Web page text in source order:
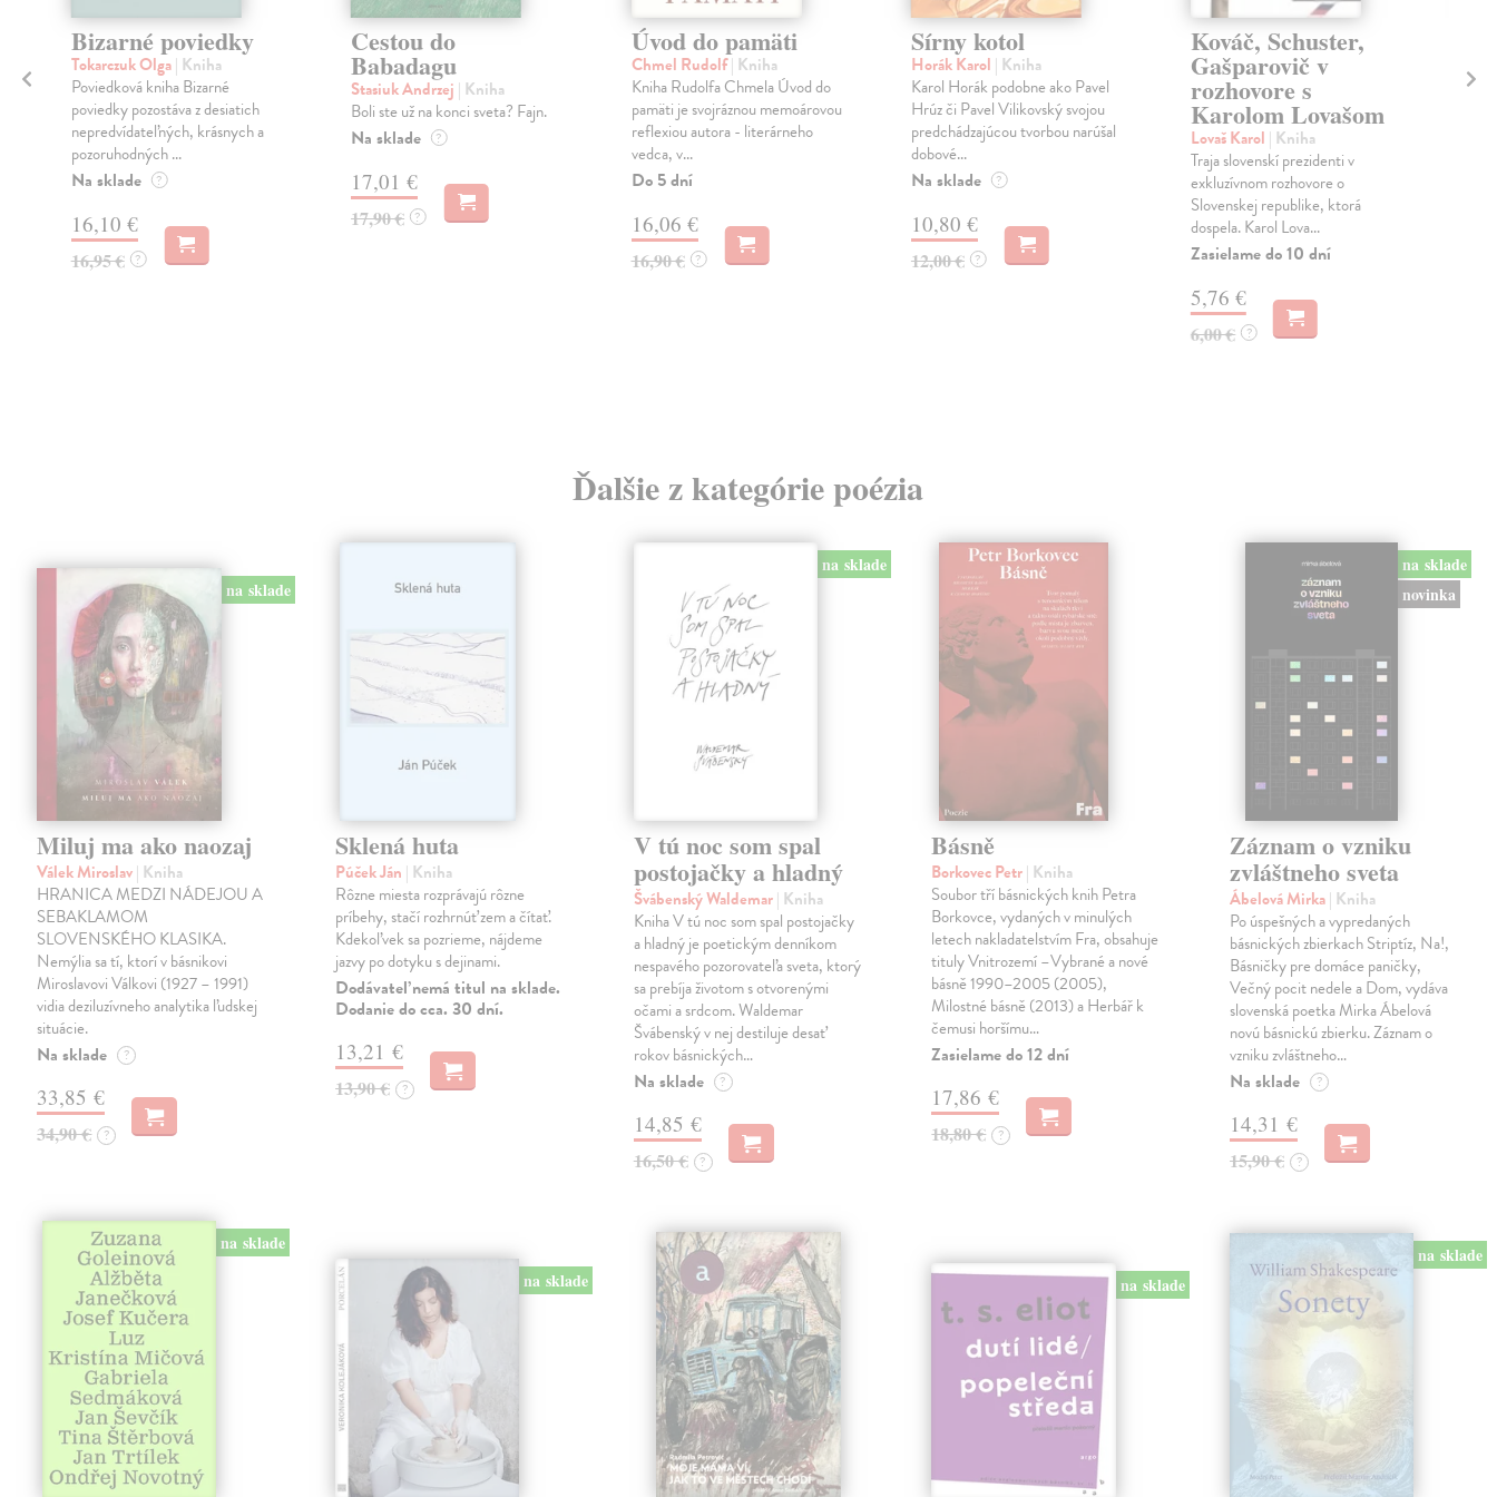
Bizarné poviedky
Tokarczuk Olga| Kniha
Poviedková kniha Bizarné
poviedky pozostáva z desiatich
nepredvídateľných, krásnych a
pozoruhodných ...
Na sklade ?
16,10 €
16,95 € ?
Cestou do
Babadagu
Stasiuk Andrzej | Kniha
Boli ste už na konci sveta? Fajn.
Na sklade ?
17,01 €
17,90 € ?
Úvod do pamäti
Chmel Rudolf| Kniha
Kniha Rudolfa Chmela Úvod do
pamäti je svojráznou memoárovou
reflexiou autora - literárneho
vedca, v...
Do 5 dní
16,06 €
16,90 € ?
Sírny kotol
Horák Karol | Kniha
Karol Horák podobne ako Pavel
Hrúz či Pavel Vilikovský svojou
predchádzajúcou tvorbou narúšal
dobové...
Na sklade ?
10,80 €
12,00 € ?
Kováč, Schuster,
Gašparovič v
rozhovore s
Karolom Lovašom
Lovaš Karol | Kniha
Traja slovenskí prezidenti v
exkluzívnom rozhovore o
Slovenskej republike, ktorá
dospela. Karol Lova...
Zasielame do 10 dní
5,76 €
6,00 € ?
Ďalšie z kategórie poézia
na sklade
Miluj ma ako naozaj
Válek Miroslav| Kniha
HRANICA MEDZI NÁDEJOU A
SEBAKLAMOM
SLOVENSKÉHO KLASIKA.
Nemýlia sa tí, ktorí v básnikovi
Miroslavovi Válkovi (1927 – 1991)
vidia deziluzívneho analytika ľudskej
situácie.
Na sklade ?
33,85 €
34,90 € ?
Sklená huta
Púček Ján | Kniha
Rôzne miesta rozprávajú rôzne
príbehy, stačí rozhrnúť zem a čítať.
Kdekoľvek sa pozrieme, nájdeme
jazvy po dotyku s dejinami.
Dodávateľ nemá titul na sklade.
Dodanie do cca. 30 dní.
13,21 €
13,90 € ?
na sklade
V tú noc som spal
postojačky a hladný
Švábenský Waldemar| Kniha
Kniha V tú noc som spal postojačky
a hladný je poetickým denníkom
nespavého pozorovateľa sveta, ktorý
sa prebíja životom s otvorenými
očami a srdcom. Waldemar
Švábenský v nej destiluje desať
rokov básnických…
Na sklade ?
14,85 €
16,50 € ?
Básně
Borkovec Petr| Kniha
Soubor tří básnických knih Petra
Borkovce, vydaných v minulých
letech nakladatelstvím Fra, obsahuje
tituly Vnitrozemí –Vybrané a nové
básně 1990–2005 (2005),
Milostné básně (2013) a Herbář k
čemusi horšímu…
Zasielame do 12 dní
17,86 €
18,80 € ?
na sklade
novinka
Záznam o vzniku
zvláštneho sveta
Ábelová Mirka| Kniha
Po úspešných a vypredaných
básnických zbierkach Striptíz, Na!,
Básničky pre domáce paničky,
Večný pocit nedele a Dom, vydáva
slovenská poetka Mirka Ábelová
novú básnickú zbierku. Záznam o
vzniku zvláštneho…
Na sklade ?
14,31 €
15,90 € ?
na sklade
na sklade
na sklade
na sklade